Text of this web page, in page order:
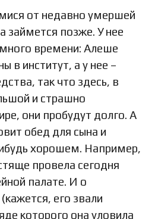
от недавно умершей
займется позже. У нее
времени: Алеше
в институт, а у нее –
так что здесь, в
и страшно
они пробудут долго. А
обед для сына и
хорошем. Например,
провела сегодня
палате. И о
его звали
которого она уловила